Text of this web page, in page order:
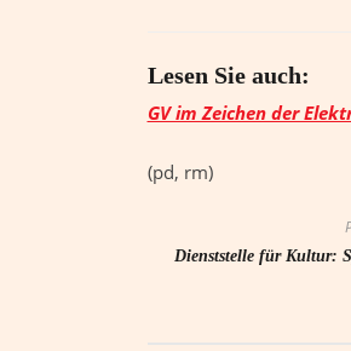
Lesen Sie auch: